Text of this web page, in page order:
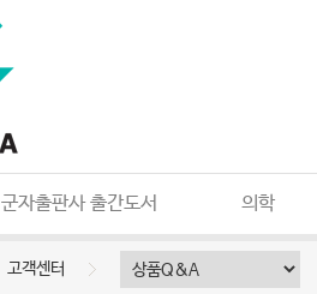
군자출판사 출간도서 의학
고객센터